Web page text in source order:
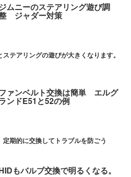
ムニーのステアリング遊び調
ジャダー対策
テアリングの遊びが大きくなります。
ァンベルト交換は簡単 エルグ
ンドE51と52の例
期的に交換してトラブルを防ごう
もバルブ交換で明るくなる。